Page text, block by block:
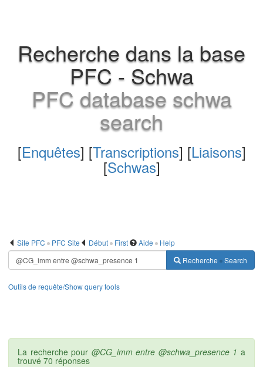
Recherche dans la base
PFC - Schwa
PFC database schwa
search
[Enquêtes] [Transcriptions] [Liaisons]
[Schwas]
Site PFC PFC Site Début First Aide Help
Recherche Search
Outils de requête/Show query tools
La recherche pour @CG_imm entre @schwa_presence 1 a
trouvé 70 réponses